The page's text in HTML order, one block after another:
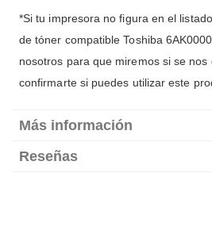
*Si tu impresora no figura en el
de tóner compatible Toshiba
nosotros para que miremos si se nos
confirmarte si puedes utilizar este
Más información
Reseñas